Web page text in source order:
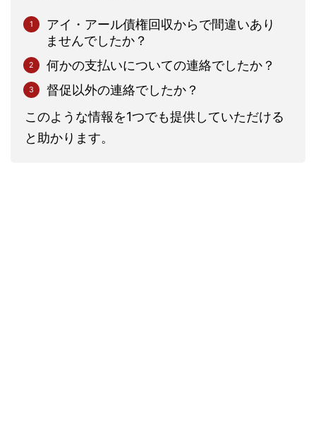
アイ・アール債権回収からで間違いあり
ませんでしたか？
何かの支払いについての連絡でしたか？
督促以外の連絡でしたか？
このような情報を1つでも提供していただける
と助かります。